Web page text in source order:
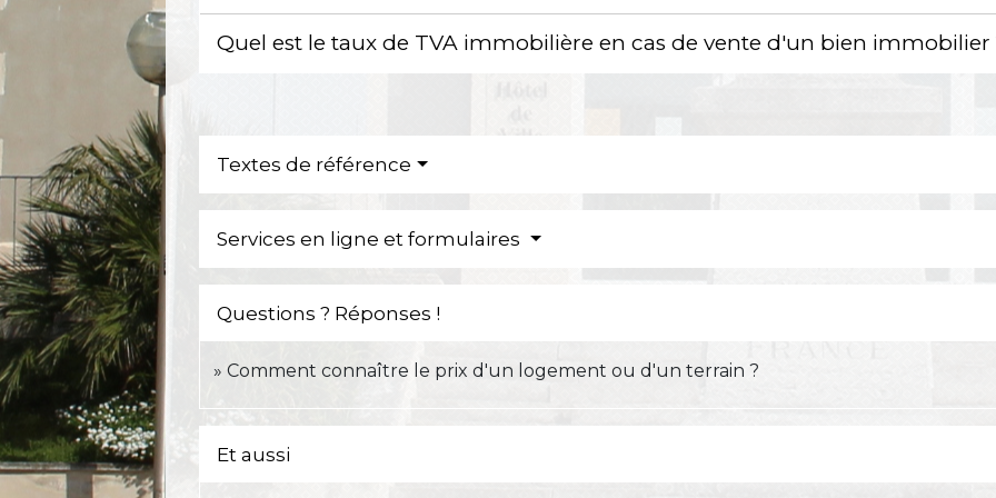
Quel est le taux de TVA immobilière en cas de vente d'un bien
Textes de référence
Services en ligne et formulaires
Questions ? Réponses !
Comment connaître le prix d'un logement ou d'un terrain ?
Et aussi